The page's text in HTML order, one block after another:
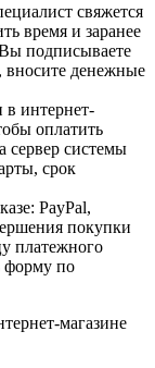
свяжется
время и заранее
подписываете
вносите денежные
в интернет-
оплатить
сервер системы
срок
PayPal,
покупки
платежного
форму по
магазине